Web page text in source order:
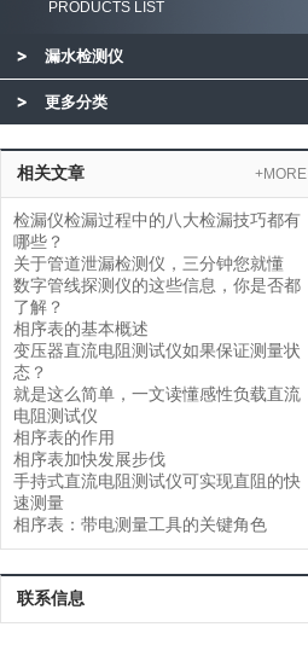
PRODUCTS LIST
漏水检测仪
更多分类
相关文章 +MORE
检漏仪检漏过程中的八大检漏技巧都有
哪些？
关于管道泄漏检测仪，三分钟您就懂
数字管线探测仪的这些信息，你是否都
了解？
相序表的基本概述
变压器直流电阻测试仪如果保证测量状
态？
就是这么简单，一文读懂感性负载直流
电阻测试仪
相序表的作用
相序表加快发展步伐
手持式直流电阻测试仪可实现直阻的快
速测量
相序表：带电测量工具的关键角色
联系信息